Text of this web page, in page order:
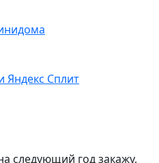
Яндекс Сплит
следующий год закажу,